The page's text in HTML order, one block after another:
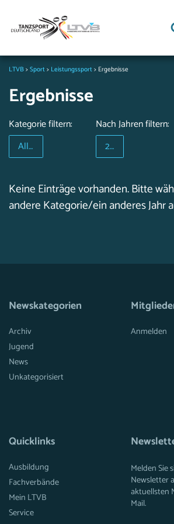
LTVB>Sport> Leistungssport> Ergebnisse
Ergebnisse
Kategorie filtern:
Alle Ergebnisse
Nach Jahren filtern:
2010
Keine Einträge vorhanden. Bitte
andere Kategorie/ein anderes Jahr
Newskategorien
Archiv
Jugend
News
Unkategorisiert
Anmelden
Quicklinks
Ausbildung
Fachverbände
Mein LTVB
Service
Melden Sie
Newsletter
aktuellsten
Mail.